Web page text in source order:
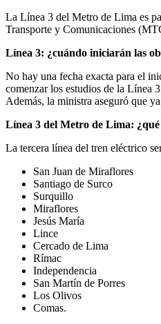
La Línea 3 del Metro de Lima es
Transporte y Comunicaciones
Línea 3: ¿cuándo iniciarán las
No hay una fecha exacta para el
comenzar los estudios de la Línea
Además, la ministra aseguró que
Línea 3 del Metro de Lima:
La tercera línea del tren eléctrico
San Juan de Miraflores
Santiago de Surco
Surquillo
Miraflores
Jesús María
Lince
Cercado de Lima
Rímac
Independencia
San Martín de Porres
Los Olivos
Comas.